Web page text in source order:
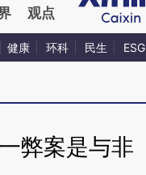
观点
健康 环科 民生 ESG
弊案是与非